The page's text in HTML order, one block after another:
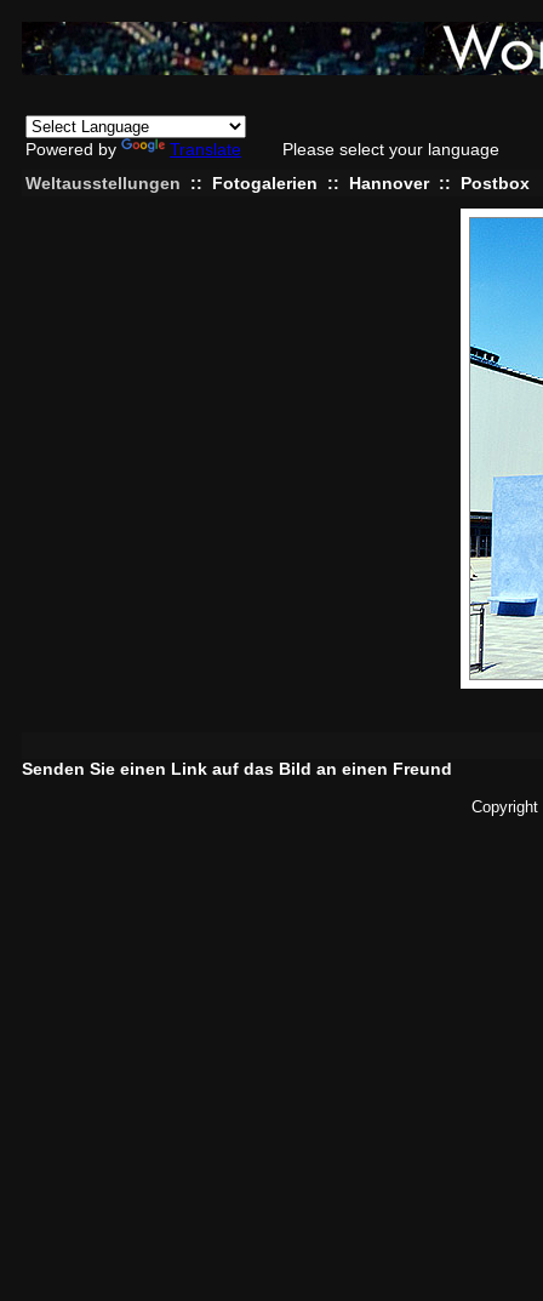
Powered by Translate
Please select your language
Weltausstellungen
:: Fotogalerien :: Hannover :: Postbox
Senden Sie einen Link auf das Bild an einen Freund